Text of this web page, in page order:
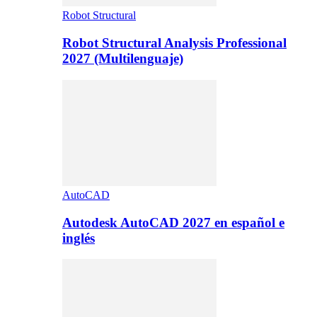
Robot Structural
Robot Structural Analysis Professional
2027 (Multilenguaje)
AutoCAD
Autodesk AutoCAD 2027 en español e
inglés